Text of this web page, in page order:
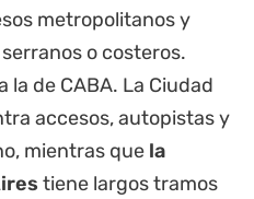
metropolitanos y
o costeros.
de CABA. La Ciudad
accesos, autopistas y
mientras que la
tiene largos tramos